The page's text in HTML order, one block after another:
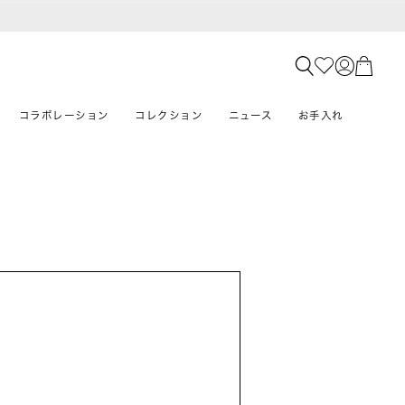
コラボレーション コレクション ニュース お手入れ